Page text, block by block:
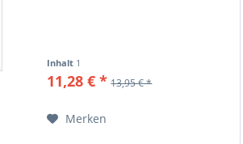
Inhalt 1
11,28 € * 13,95 € *
Merken